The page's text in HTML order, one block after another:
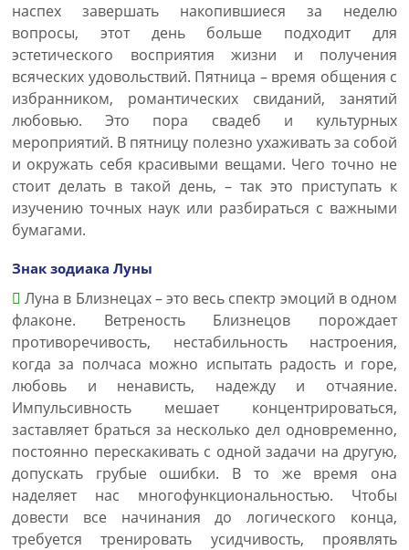
наспех завершать накопившиеся за неделю
вопросы, этот день больше подходит для
эстетического восприятия жизни и получения
всяческих удовольствий. Пятница – время общения с
избранником, романтических свиданий, занятий
любовью. Это пора свадеб и культурных
мероприятий. В пятницу полезно ухаживать за собой
и окружать себя красивыми вещами. Чего точно не
стоит делать в такой день, – так это приступать к
изучению точных наук или разбираться с важными
бумагами.
Знак зодиака Луны
Луна в Близнецах – это весь спектр эмоций в одном
флаконе. Ветреность Близнецов порождает
противоречивость, нестабильность настроения,
когда за полчаса можно испытать радость и горе,
любовь и ненависть, надежду и отчаяние.
Импульсивность мешает концентрироваться,
заставляет браться за несколько дел одновременно,
постоянно перескакивать с одной задачи на другую,
допускать грубые ошибки. В то же время она
наделяет нас многофункциональностью. Чтобы
довести все начинания до логического конца,
требуется тренировать усидчивость, проявлять